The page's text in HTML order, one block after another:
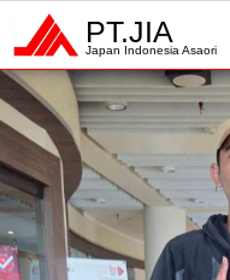
PT.JIA
Japan Indonesia Asaori